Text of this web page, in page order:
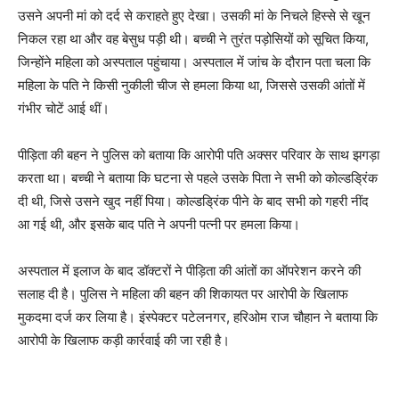
उसने अपनी मां को दर्द से कराहते हुए देखा। उसकी मां के निचले हिस्से से खून
निकल रहा था और वह बेसुध पड़ी थी। बच्ची ने तुरंत पड़ोसियों को सूचित किया,
जिन्होंने महिला को अस्पताल पहुंचाया। अस्पताल में जांच के दौरान पता चला कि
महिला के पति ने किसी नुकीली चीज से हमला किया था, जिससे उसकी आंतों में
गंभीर चोटें आई थीं।
पीड़िता की बहन ने पुलिस को बताया कि आरोपी पति अक्सर परिवार के साथ झगड़ा
करता था। बच्ची ने बताया कि घटना से पहले उसके पिता ने सभी को कोल्डड्रिंक
दी थी, जिसे उसने खुद नहीं पिया। कोल्डड्रिंक पीने के बाद सभी को गहरी नींद
आ गई थी, और इसके बाद पति ने अपनी पत्नी पर हमला किया।
अस्पताल में इलाज के बाद डॉक्टरों ने पीड़िता की आंतों का ऑपरेशन करने की
सलाह दी है। पुलिस ने महिला की बहन की शिकायत पर आरोपी के खिलाफ
मुकदमा दर्ज कर लिया है। इंस्पेक्टर पटेलनगर, हरिओम राज चौहान ने बताया कि
आरोपी के खिलाफ कड़ी कार्रवाई की जा रही है।